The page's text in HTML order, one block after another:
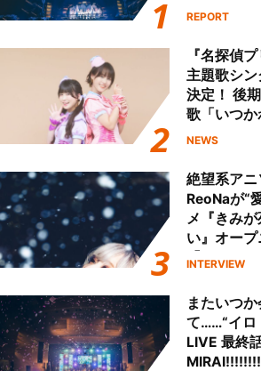
Final「
ート!!
REPORT
『名探偵
主題歌シ
決定！ 後
歌「いつ
える」TV
NEWS
絶望系アニ
ReoNaが“
メ『きみ
い』オー
「Amore」
INTERVIEW
またいつ
て……“イロ
LIVE 最終